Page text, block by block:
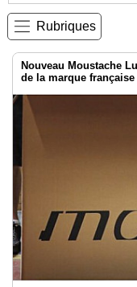
Agenda
Gazette
Médias
Blogs
Prémium
Inscription
annuaire
pro
Accès
éditeur
Rubriques
Nouveau Moustache
de la marque